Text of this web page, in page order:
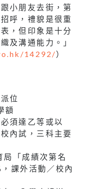
小朋友去街，第
呼，禮貌是很重
，但印象是十分
及溝通能力。」
14292/）
位
額
須達乙等或以
內試，三科主要
局「成績次第名
課外活動／校內